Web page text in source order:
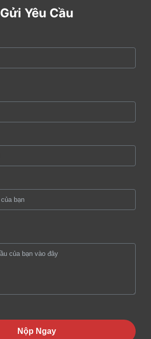
Gửi Yêu Cầu
Nộp Ngay